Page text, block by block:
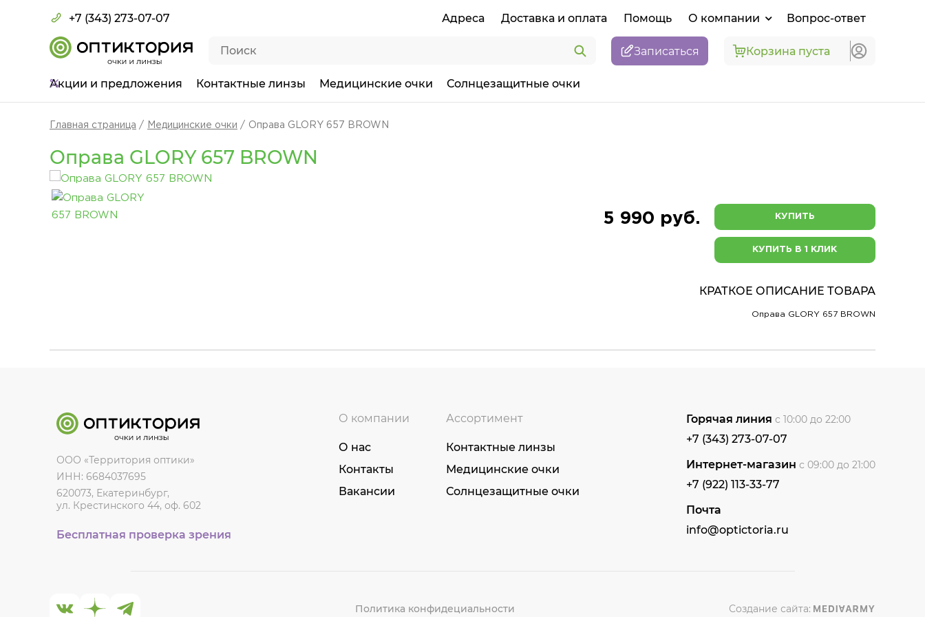
+7 (343) 273-07-07 Адреса Доставка и оплата Помощь О компании Вопрос-ответ
Записаться Корзина пуста
Акции и предложения Контактные линзы Медицинские очки Солнцезащитные очки
Главная страница Медицинские очки Оправа GLORY 657 BROWN
Оправа GLORY 657 BROWN
5 990 руб. КУПИТЬ
КУПИТЬ В 1 КЛИК
КРАТКОЕ ОПИСАНИЕ ТОВАРА
Оправа GLORY 657 BROWN
ООО «Территория оптики»
ИНН: 6684037695
620073, Екатеринбург,
ул. Крестинского 44, оф. 602
Бесплатная проверка зрения
О компании
О нас
Контакты
Вакансии
Ассортимент
Контактные линзы
Медицинские очки
Солнцезащитные очки
Горячая линия с 10:00 до 22:00
+7 (343) 273-07-07
Интернет-магазин с 09:00 до 21:00
+7 (922) 113-33-77
Почта
info@optictoria.ru
Политика конфидециальности Создание сайта: